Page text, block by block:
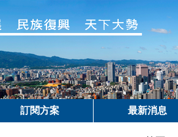
訂閱方案 最新消息